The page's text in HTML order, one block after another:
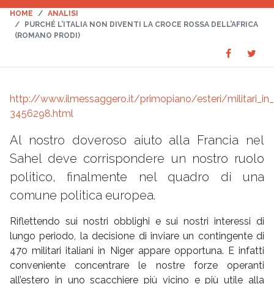
HOME
ANALISI
PURCHÉ L’ITALIA NON DIVENTI LA CROCE ROSSA DELL’AFRICA
(ROMANO PRODI)
Share
on
on
http://www.ilmessaggero.it/primopiano/esteri/
3456298.html
Al nostro doveroso aiuto alla Francia nel
Sahel deve corrispondere un nostro ruolo
politico, finalmente nel quadro di una
comune politica europea.
Riflettendo sui nostri obblighi e sui nostri interessi di
lungo periodo, la decisione di inviare un contingente di
470 militari italiani in Niger appare opportuna. E infatti
conveniente concentrare le nostre forze operanti
all’estero in uno scacchiere più vicino e più utile alla